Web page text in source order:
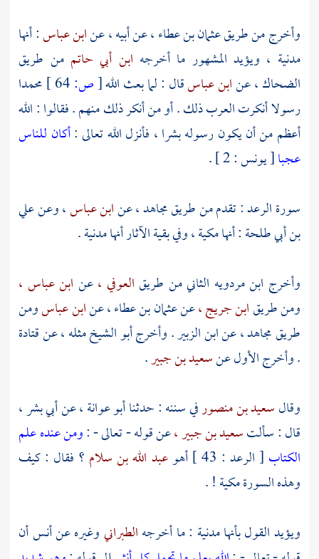
وأخرج من طريقعثمان بن عطاء ،عن أبيه ، عنابن عباس: أنها
مدنية ، ويؤيد المشهور ما أخرجه ابن أبي حاتممن طريق
الضحاك ،عنابن عباسقال : لما بعث الله[ص:
محمدا
رسولا أنكرت العرب ذلك . أو من أنكر ذلك منهم . فقالوا : الله
أعظم من أن يكون رسوله بشرا ، فأنزل الله تعالى :أكان للناس
عجبا[ يونس : 2 ] .
سورة الرعد : تقدم من طريقمجاهد ،عنابن عباس، وعنعلي
بن أبي طلحة: أنها مكية ، وفي بقية الآثار أنها مدنية .
وأخرج ابن مردويه الثاني من طريقالعوفي ،عن ابن عباس ،
ومن طريقابن جريج ،عنعثمان بن عطاء ،عنابن عباسومن
طريقمجاهد ،عنابن الزبير. وأخرجأبو الشيخمثله ، عنقتادة
. وأخرج الأول عنسعيد بن جبير.
وقالسعيد بن منصورفي سننه : حدثناأبو عوانة ،عنأبي بشر،
قال : سألتسعيد بن جبير ،عن قوله - تعالى - :ومن عنده علم
الكتاب [ الرعد : 43 ] أهو عبد الله بن سلام ؟ فقال : كيف
وهذه السورة مكية ! .
ويؤيد القول بأنها مدنية : ما أخرجهالطبرانيوغيره عنأنسأن